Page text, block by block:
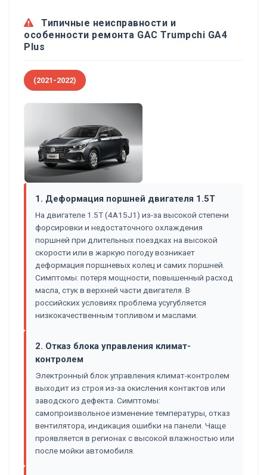
Типичные неисправности и
особенности ремонта GAC Trumpchi GA4
Plus
(2021-2022)
1. Деформация поршней двигателя 1.5T
На двигателе 1.5T (4A15J1) из-за высокой степени
форсировки и недостаточного охлаждения
поршней при длительных поездках на высокой
скорости или в жаркую погоду возникает
деформация поршневых колец и самих поршней.
Симптомы: потеря мощности, повышенный расход
масла, стук в верхней части двигателя. В
российских условиях проблема усугубляется
низкокачественным топливом и маслами.
2. Отказ блока управления климат-
контролем
Электронный блок управления климат-контролем
выходит из строя из-за окисления контактов или
заводского дефекта. Симптомы:
самопроизвольное изменение температуры, отказ
вентилятора, индикация ошибки на панели. Чаще
проявляется в регионах с высокой влажностью или
после мойки автомобиля.